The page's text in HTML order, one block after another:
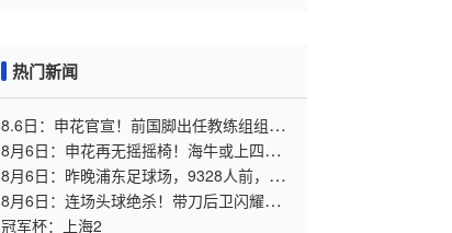
热门新闻
8.6日：申花官宣！前国脚出任教练组组
长，新帅四大候选浮出，于汉超救火？
8月6日：申花再无摇摇椅！海牛或上四大外
援摧花前国脚，这套阵容踢中甲都困难
8月6日：昨晚浦东足球场，9328人前，枪
手主帅竟称国足未来是他
8月6日：连场头球绝杀！带刀后卫闪耀，
U17国足1
冠军杯：上海2